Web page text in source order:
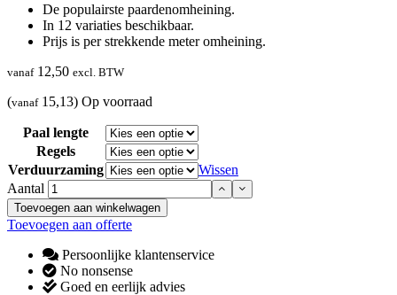
De populairste paardenomheining.
In 12 variaties beschikbaar.
Prijs is per strekkende meter omheining.
vanaf12,50 excl. BTW
(vanaf15,13) Op voorraad
Paal lengte
Regels
Verduurzaming
Wissen
Aantal
Toevoegen aan winkelwagen
Toevoegen aan offerte
Persoonlijke klantenservice
No nonsense
Goed en eerlijk advies